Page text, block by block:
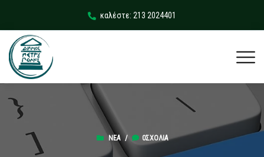
καλέστε: 213 2024401
ΝΈΑ/ 0ΣΧΌΛΙΑ